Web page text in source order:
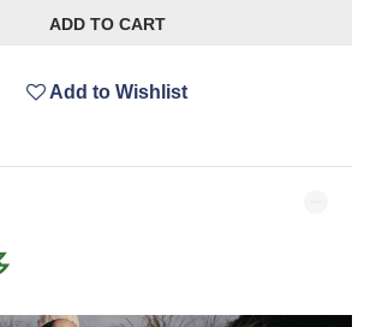
ADD TO CART
Add to Wishlist